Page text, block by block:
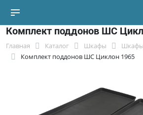
Комплект поддонов ШС
Главная Каталог Шкафы
Комплект поддонов ШС Циклон 1965